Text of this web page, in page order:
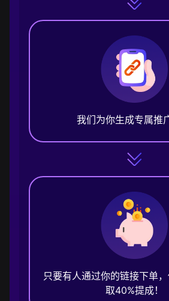
我们为你生成专属推
只要有人通过你的链接下单
取40%提成！